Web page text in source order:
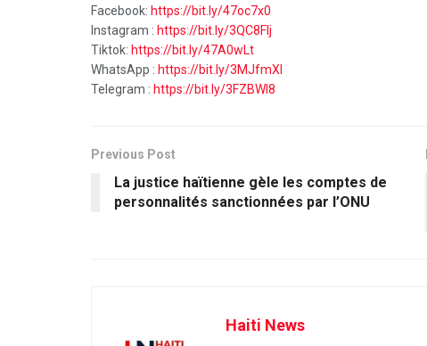
Facebook: https://bit.ly/47oc7x0
Instagram : https://bit.ly/3QC8FIj
Tiktok: https://bit.ly/47A0wLt
WhatsApp : https://bit.ly/3MJfmXI
Telegram : https://bit.ly/3FZBWI8
Previous Post
La justice haïtienne gèle les comptes de
personnalités sanctionnées par l’ONU
Haiti News